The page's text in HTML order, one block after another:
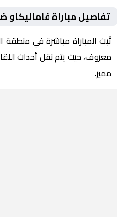
تفاصيل مباراة فاماليكاو
تُبث المباراة مباشرة في منطقة
معروف، حيث يتم نقل أحداث
مميز.